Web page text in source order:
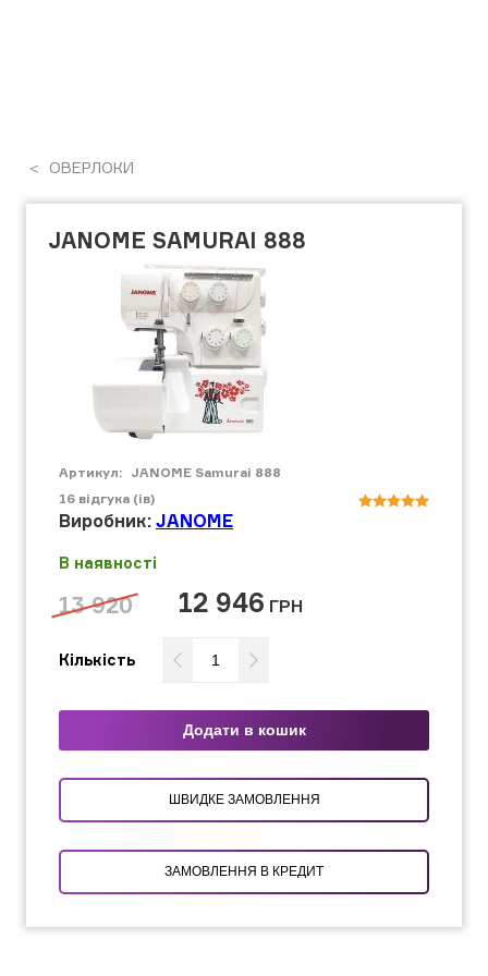
ОВЕРЛОКИ
JANOME SAMURAI 888
Артикул: JANOME Samurai 888
16 відгука (ів)
Виробник: JANOME
В наявності
13 920 12 946 ГРН
Кількість
Додати в кошик
ШВИДКЕ ЗАМОВЛЕННЯ
ЗАМОВЛЕННЯ В КРЕДИТ